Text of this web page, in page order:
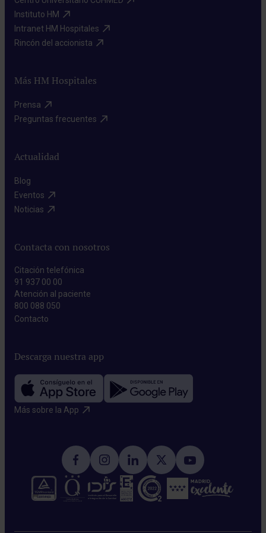
Instituto HM​
Intranet HM Hospitales​
Rincón del accionista​
Más HM Hospitales
Prensa​
Preguntas frecuentes​
Actualidad
Blog​
Eventos​
Noticias​
Contacta con nosotros
Citación telefónica
91 937 00 00
Atención al paciente
800 088 050
Contacto​
Descarga nuestra app
Más sobre la App​